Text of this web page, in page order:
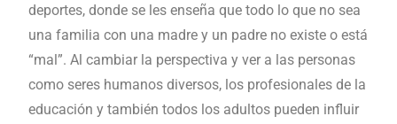
deportes, donde se les enseña que todo lo que no sea
una familia con una madre y un padre no existe o está
“mal”. Al cambiar la perspectiva y ver a las personas
como seres humanos diversos, los profesionales de la
educación y también todos los adultos pueden influir